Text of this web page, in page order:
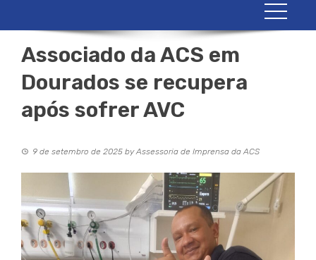
Associado da ACS em
Dourados se recupera
após sofrer AVC
9 de setembro de 2025 byAssessoria de Imprensa da ACS